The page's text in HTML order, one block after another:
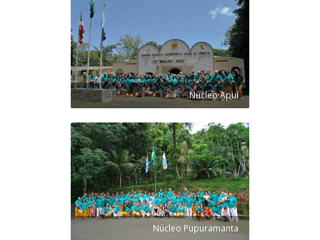
Núcleo Apuí
Núcleo Pupuramanta